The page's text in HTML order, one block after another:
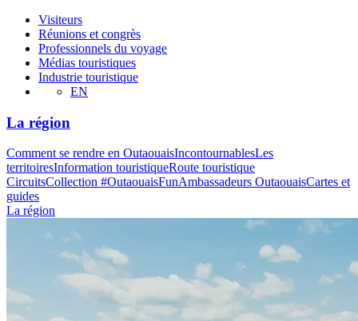
Visiteurs
Réunions et congrès
Professionnels du voyage
Médias touristiques
Industrie touristique
EN
La région
Comment se rendre en OutaouaisIncontournablesLes
territoiresInformation touristiqueRoute touristique
CircuitsCollection #OutaouaisFunAmbassadeurs OutaouaisCartes et
guides
La région